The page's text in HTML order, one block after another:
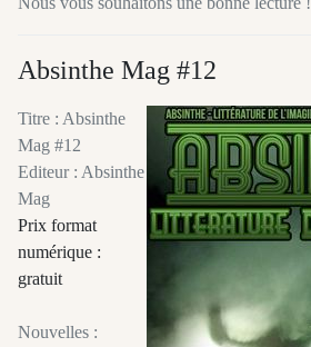
Absinthe Mag #12
Titre : Absinthe
Mag #12
Editeur : Absinthe
Mag
Prix format
numérique :
gratuit
Nouvelles :